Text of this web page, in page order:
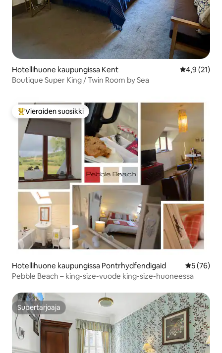
Hotellihuone kaupungissa Kent
4,9 (21)
Boutique Super King / Twin Room by Sea
Vieraiden suosikkien parhaimmistoa
Vieraiden suosikki
Hotellihuone kaupungissa Pontrhydfendigaid
5 (76)
Pebble Beach – king-size-vuode king-size-huoneessa
Supertarjoaja
Supertarjoaja